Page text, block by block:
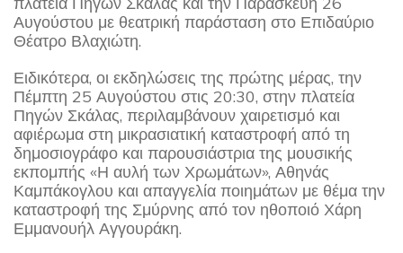
Αυγούστου με θεατρική παράσταση στο Επιδαύριο
Θέατρο Βλαχιώτη.
Ειδικότερα, οι εκδηλώσεις της πρώτης μέρας, την
Πέμπτη 25 Αυγούστου στις 20:30, στην πλατεία
Πηγών Σκάλας, περιλαμβάνουν χαιρετισμό και
αφιέρωμα στη μικρασιατική καταστροφή από τη
δημοσιογράφο και παρουσιάστρια της μουσικής
εκπομπής «Η αυλή των Χρωμάτων», Αθηνάς
Καμπάκογλου και απαγγελία ποιημάτων με θέμα την
καταστροφή της Σμύρνης από τον ηθοποιό Χάρη
Εμμανουήλ Αγγουράκη.